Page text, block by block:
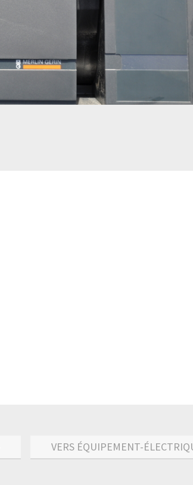
VERS ÉQUIPEMENT-